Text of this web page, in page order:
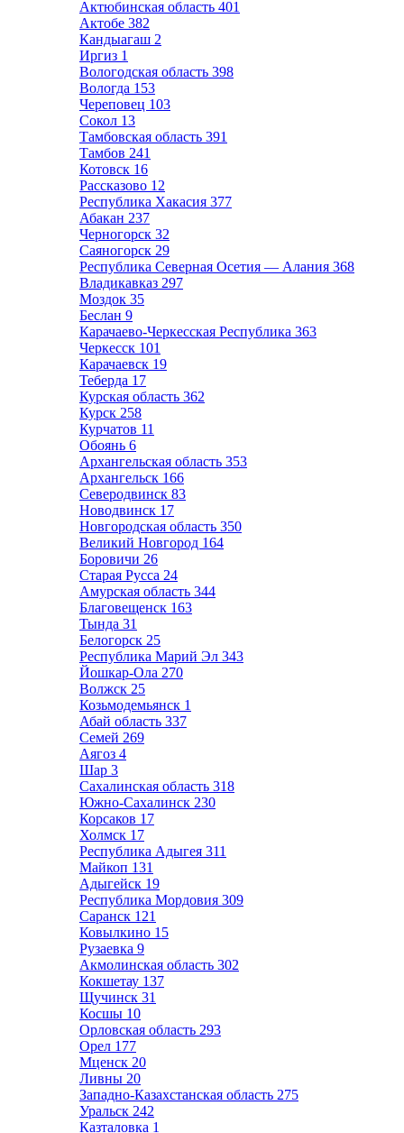
Актюбинская область 401
Актобе 382
Кандыагаш 2
Иргиз 1
Вологодская область 398
Вологда 153
Череповец 103
Сокол 13
Тамбовская область 391
Тамбов 241
Котовск 16
Рассказово 12
Республика Хакасия 377
Абакан 237
Черногорск 32
Саяногорск 29
Республика Северная Осетия — Алания 368
Владикавказ 297
Моздок 35
Беслан 9
Карачаево-Черкесская Республика 363
Черкесск 101
Карачаевск 19
Теберда 17
Курская область 362
Курск 258
Курчатов 11
Обоянь 6
Архангельская область 353
Архангельск 166
Северодвинск 83
Новодвинск 17
Новгородская область 350
Великий Новгород 164
Боровичи 26
Старая Русса 24
Амурская область 344
Благовещенск 163
Тында 31
Белогорск 25
Республика Марий Эл 343
Йошкар-Ола 270
Волжск 25
Козьмодемьянск 1
Абай область 337
Семей 269
Аягоз 4
Шар 3
Сахалинская область 318
Южно-Сахалинск 230
Корсаков 17
Холмск 17
Республика Адыгея 311
Майкоп 131
Адыгейск 19
Республика Мордовия 309
Саранск 121
Ковылкино 15
Рузаевка 9
Акмолинская область 302
Кокшетау 137
Щучинск 31
Косшы 10
Орловская область 293
Орел 177
Мценск 20
Ливны 20
Западно-Казахстанская область 275
Уральск 242
Казталовка 1